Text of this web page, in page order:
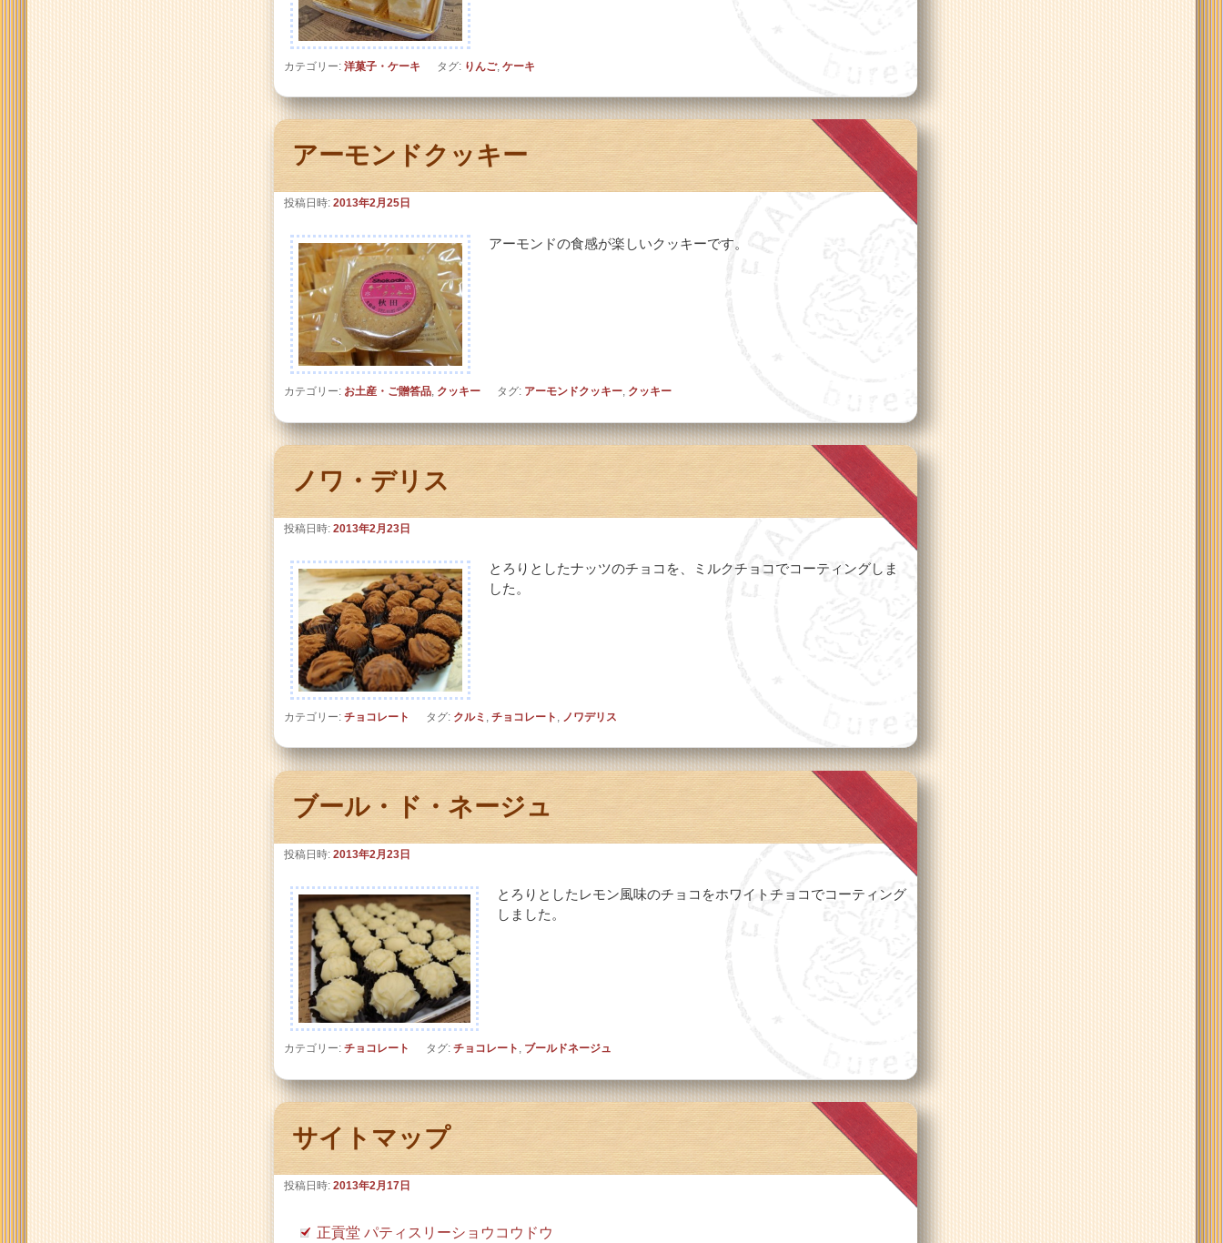
カテゴリー: 洋菓子・ケーキ タグ: りんご, ケーキ
アーモンドクッキー
投稿日時: 2013年2月25日
アーモンドの食感が楽しいクッキーです。
カテゴリー: お土産・ご贈答品, クッキー タグ: アーモンドクッキー, クッキー
ノワ・デリス
投稿日時: 2013年2月23日
とろりとしたナッツのチョコを、ミルクチョコでコーティングしま
した。
カテゴリー: チョコレート タグ: クルミ , チョコレート , ノワデリス
ブール・ド・ネージュ
投稿日時: 2013年2月23日
とろりとしたレモン風味のチョコをホワイトチョコでコーティング
しました。
カテゴリー: チョコレート タグ: チョコレート , ブールドネージュ
サイトマップ
投稿日時: 2013年2月17日
正貢堂 パティスリーショウコウドウ